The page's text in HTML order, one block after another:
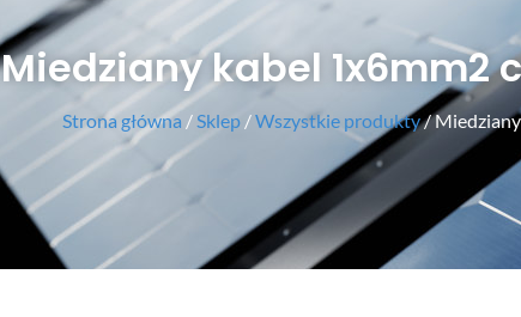
Miedziany kabel 1x6mm2
Strona główna /Sklep/Wszystkie produkty/ Miedziany